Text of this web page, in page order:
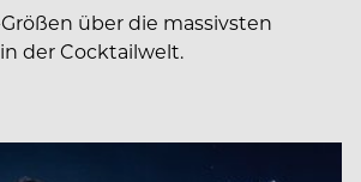
über die massivsten
der Cocktailwelt.